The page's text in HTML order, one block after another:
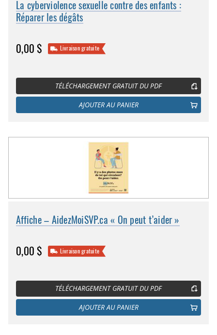
La cyberviolence sexuelle contre des enfants :
Réparer les dégâts
0,00 $ Livraison gratuite
TÉLÉCHARGEMENT GRATUIT DU PDF
AJOUTER AU PANIER
Affiche – AidezMoiSVP.ca « On peut t’aider »
0,00 $ Livraison gratuite
TÉLÉCHARGEMENT GRATUIT DU PDF
AJOUTER AU PANIER